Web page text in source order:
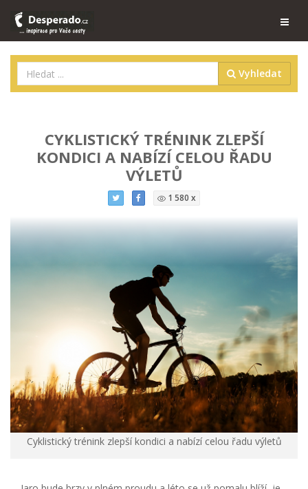
Vyhledat
CYKLISTICKÝ TRÉNINK ZLEPŠÍ
KONDICI A NABÍZÍ CELOU ŘADU
VÝLETŮ
1 580 x
Cyklistický trénink zlepší kondici a nabízí celou řadu výletů